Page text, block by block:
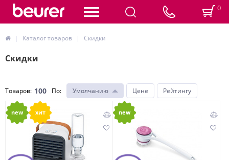
0
Каталог товаров Скидки
Скидки
Товаров: 100 По: Умолчанию Цене Рейтингу
new хит new